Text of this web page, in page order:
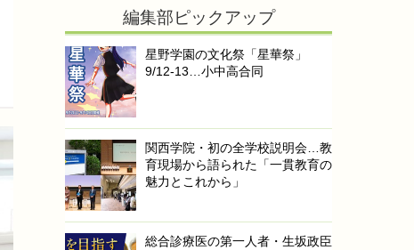
編集部ピックアップ
星野学園の文化祭「星華祭」
9/12-13…小中高合同
関西学院・初の全学校説明会…教
育現場から語られた「一貫教育の
魅力とこれから」
総合診療医の第一人者・生坂政臣